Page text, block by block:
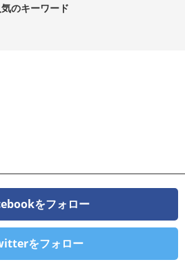
気のキーワード
をフォロー
をフォロー